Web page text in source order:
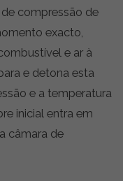
compressão de
exacto,
e ar à
e detona esta
e a temperatura
inicial entra em
câmara de